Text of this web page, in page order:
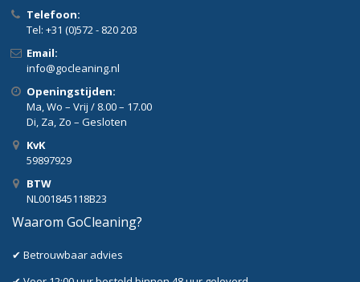
Telefoon:
Tel: +31 (0)572 - 820 203
Email:
info@gocleaning.nl
Openingstijden:
Ma, Wo – Vrij / 8.00 – 17.00
Di, Za, Zo – Gesloten
KvK
59897929
BTW
NL001845118B23
Waarom GoCleaning?
✔ Betrouwbaar advies